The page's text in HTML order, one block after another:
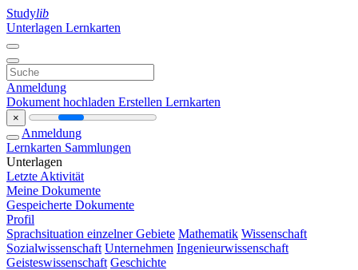
Studylib
Unterlagen Lernkarten
Anmeldung
Dokument hochladen Erstellen Lernkarten
×
Anmeldung
Lernkarten Sammlungen
Unterlagen
Letzte Aktivität
Meine Dokumente
Gespeicherte Dokumente
Profil
Sprachsituation einzelner Gebiete Mathematik Wissenschaft
Sozialwissenschaft Unternehmen Ingenieurwissenschaft
Geisteswissenschaft Geschichte